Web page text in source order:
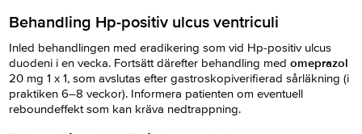
Behandling Hp-positiv ulcus ventriculi
Inled behandlingen med eradikering som vid Hp-positiv ulcus
duodeni i en vecka. Fortsätt därefter behandling med omeprazol
20 mg 1 x 1, som avslutas efter gastroskopiverifierad sårläkning (i
praktiken 6–8 veckor). Informera patienten om eventuell
reboundeffekt som kan kräva nedtrappning.